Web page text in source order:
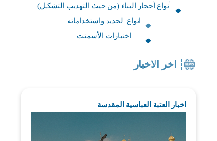
أنواع أحجار البناء (من حيث التهذيب التشكيل)
انواع الحديد واستخداماته
اختبارات الأسمنت
اخر الاخبار
اخبار العتبة العباسية المقدسة